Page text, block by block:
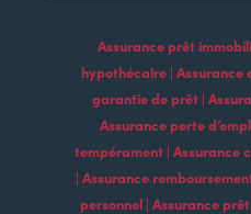
Assurance prêt
hypothécaire | Assurance
garantie de prêt |
Assurance perte
tempérament | Assurance
| Assurance
personnel | Assurance